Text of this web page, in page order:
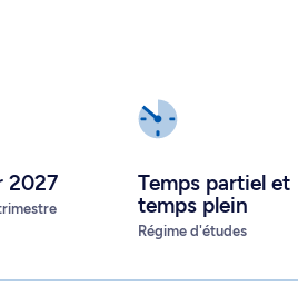
2027 Temps partiel et
temps plein
Régime d'études